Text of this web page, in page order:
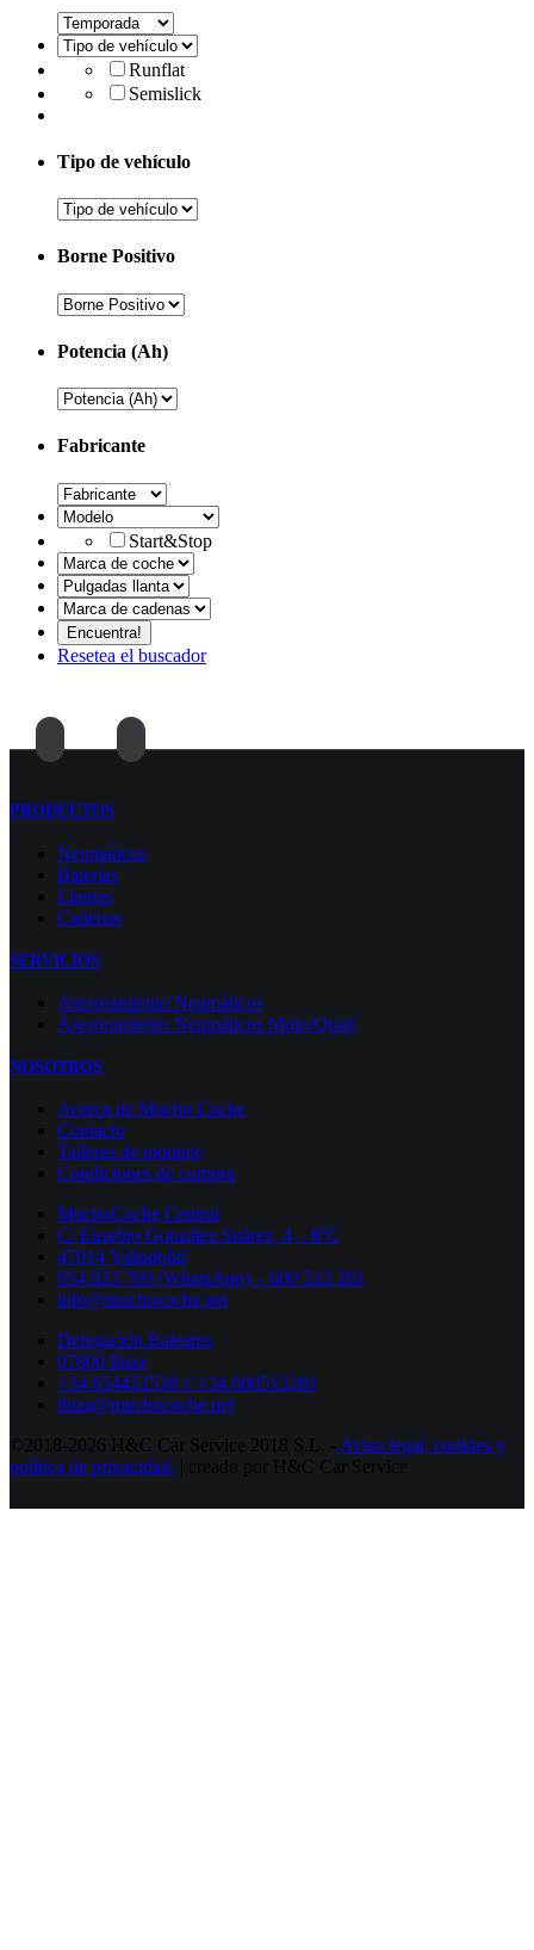
Runflat
Semislick
Tipo de vehículo
Borne Positivo
Potencia (Ah)
Fabricante
Start&Stop
Resetea el buscador
PRODUCTOS
Neumáticos
Baterías
Llantas
Cadenas
SERVICIOS
Asesoramiento Neumáticos
Asesoramiento Neumáticos Moto/Quad
NOSOTROS
Acerca de Mucho Coche
Contacto
Talleres de montaje
Condiciones de compra
MuchoCoche Central
C/ Eusebio González Suárez, 4 – 8ºC
47014 Valladolid
654 923 760 (WhatsApp) – 600 513 281
info@muchocoche.net
Delegación Baleares
07800 Ibiza
+34 654452530 // +34 600513281
ibiza@muchocoche.net
©2018-2026 H&C Car Service 2018 S.L. - Aviso legal, cookies y
política de privacidad. | creado por H&C Car Service